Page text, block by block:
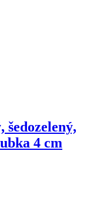
šedozelený,
4 cm